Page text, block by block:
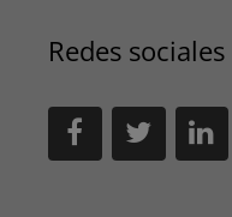
Redes sociales